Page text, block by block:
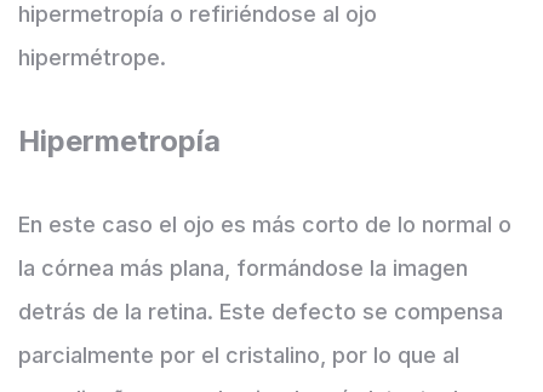
hipermetropía o refiriéndose al ojo
hipermétrope.
Hipermetropía
En este caso el ojo es más corto de lo normal o
la córnea más plana, formándose la imagen
detrás de la retina. Este defecto se compensa
parcialmente por el cristalino, por lo que al